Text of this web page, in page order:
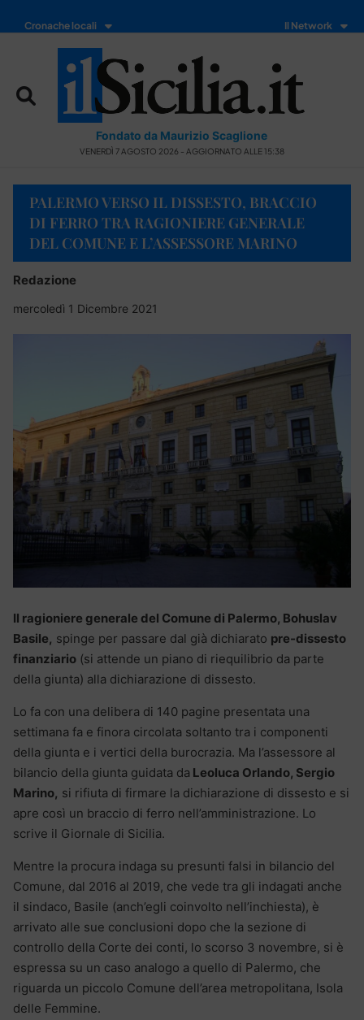
Cronache locali Il Network
Fondato da Maurizio Scaglione
VENERDÌ 7 AGOSTO 2026 - AGGIORNATO ALLE 15:38
PALERMO VERSO IL DISSESTO, BRACCIO
DI FERRO TRA RAGIONIERE GENERALE
DEL COMUNE E L’ASSESSORE MARINO
Redazione
mercoledì 1 Dicembre 2021
Il ragioniere generale del Comune di Palermo, Bohuslav
Basile, spinge per passare dal già dichiarato pre-dissesto
finanziario (si attende un piano di riequilibrio da parte
della giunta) alla dichiarazione di dissesto.
Lo fa con una delibera di 140 pagine presentata una
settimana fa e finora circolata soltanto tra i componenti
della giunta e i vertici della burocrazia. Ma l’assessore al
bilancio della giunta guidata da Leoluca Orlando, Sergio
Marino, si rifiuta di firmare la dichiarazione di dissesto e si
apre così un braccio di ferro nell’amministrazione. Lo
scrive il Giornale di Sicilia.
Mentre la procura indaga su presunti falsi in bilancio del
Comune, dal 2016 al 2019, che vede tra gli indagati anche
il sindaco, Basile (anch’egli coinvolto nell’inchiesta), è
arrivato alle sue conclusioni dopo che la sezione di
controllo della Corte dei conti, lo scorso 3 novembre, si è
espressa su un caso analogo a quello di Palermo, che
riguarda un piccolo Comune dell’area metropolitana, Isola
delle Femmine.